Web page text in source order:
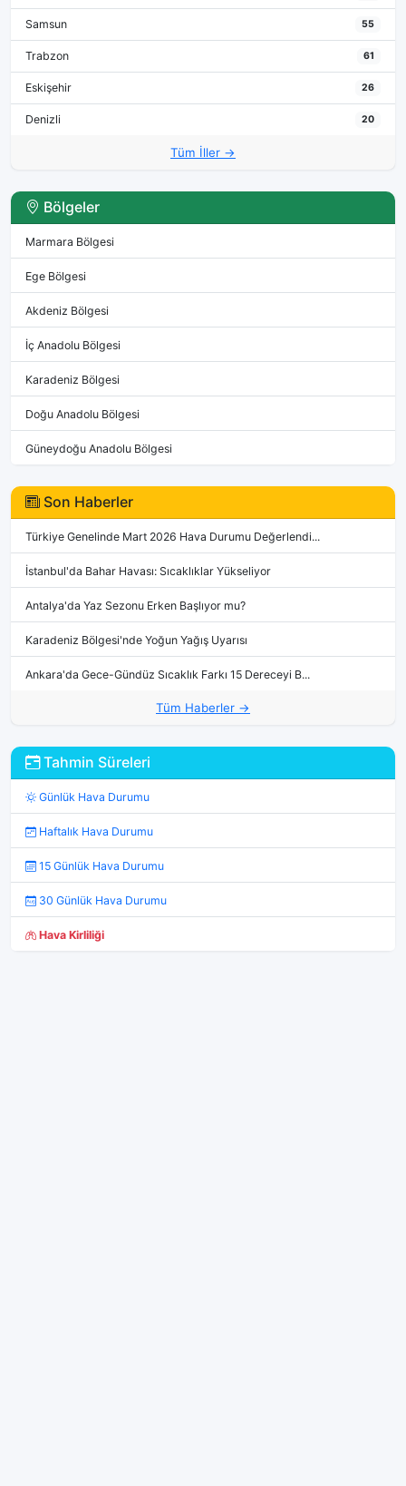
Samsun 55
Trabzon 61
Eskişehir 26
Denizli 20
Tüm İller →
Bölgeler
Marmara Bölgesi
Ege Bölgesi
Akdeniz Bölgesi
İç Anadolu Bölgesi
Karadeniz Bölgesi
Doğu Anadolu Bölgesi
Güneydoğu Anadolu Bölgesi
Son Haberler
Türkiye Genelinde Mart 2026 Hava Durumu Değerlendi...
İstanbul'da Bahar Havası: Sıcaklıklar Yükseliyor
Antalya'da Yaz Sezonu Erken Başlıyor mu?
Karadeniz Bölgesi'nde Yoğun Yağış Uyarısı
Ankara'da Gece-Gündüz Sıcaklık Farkı 15 Dereceyi B...
Tüm Haberler →
Tahmin Süreleri
Günlük Hava Durumu
Haftalık Hava Durumu
15 Günlük Hava Durumu
30 Günlük Hava Durumu
Hava Kirliliği